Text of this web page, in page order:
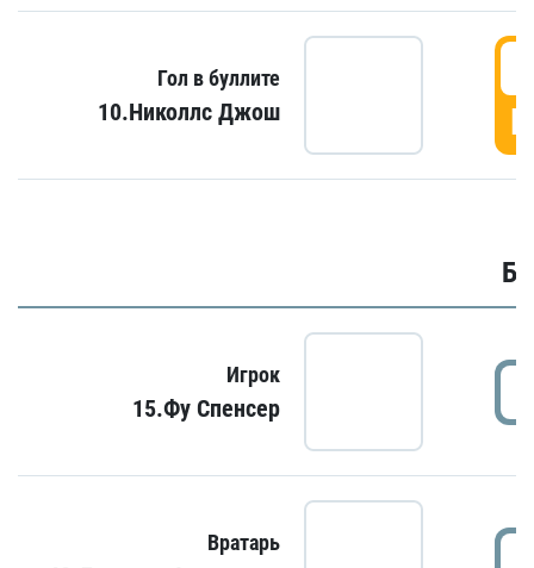
Гол в буллите
10.Николлс Джош
Игрок
15.Фу Спенсер
Вратарь